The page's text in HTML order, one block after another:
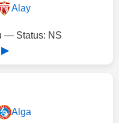
Alay
— Status: NS
▶
Alga